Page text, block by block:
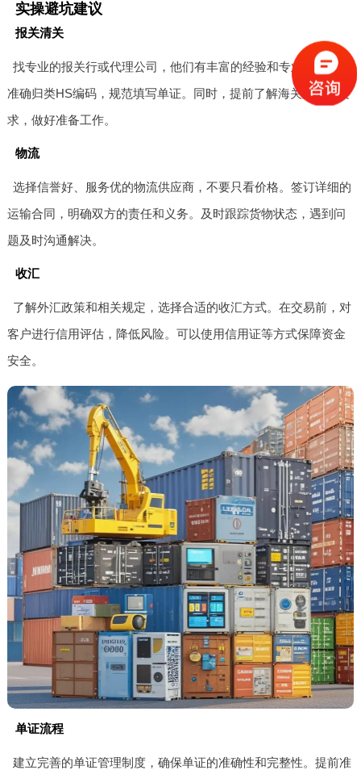
实操避坑建议
报关清关
找专业的报关行或代理公司，他们有丰富的经验和专业知识，能
准确归类HS编码，规范填写单证。同时，提前了解海关政策和要
求，做好准备工作。
物流
选择信誉好、服务优的物流供应商，不要只看价格。签订详细的
运输合同，明确双方的责任和义务。及时跟踪货物状态，遇到问
题及时沟通解决。
收汇
了解外汇政策和相关规定，选择合适的收汇方式。在交易前，对
客户进行信用评估，降低风险。可以使用信用证等方式保障资金
安全。
单证流程
建立完善的单证管理制度，确保单证的准确性和完整性。提前准